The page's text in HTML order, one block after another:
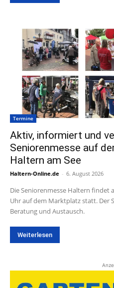
Termine
Aktiv, informiert und
Seniorenmesse auf
Haltern am See
Haltern-Online.de - 6. August 2026
Die Seniorenmesse Haltern findet
Uhr auf dem Marktplatz statt. Der
Beratung und Austausch.
Weiterlesen